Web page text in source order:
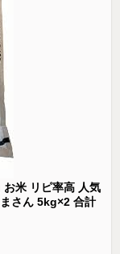
米 リピ率高 人気
さん 5kg×2 合計